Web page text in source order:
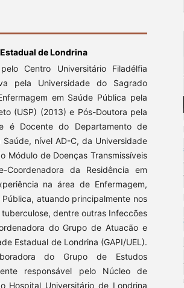
de Londrina
Centro Universitário Filadélfia
pela Universidade do Sagrado
em Saúde Pública pela
(USP) (2013) e Pós-Doutora pela
é Docente do Departamento de
nível AD-C, da Universidade
Módulo de Doenças Transmissíveis
Coordenadora da Residência em
na área de Enfermagem,
atuando principalmente nos
dentre outras Infeccões
do Grupo de Atuacão e
Estadual de Londrina (GAPI/UEL).
do Grupo de Estudos
responsável pelo Núcleo de
Hospital Universitário de Londrina